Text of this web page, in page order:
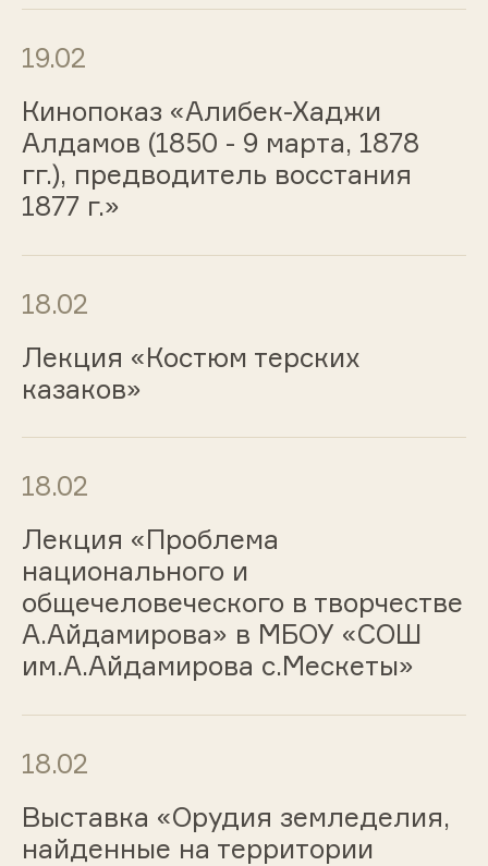
19.02
Кинопоказ «Алибек-Хаджи
Алдамов (1850 - 9 марта, 1878
гг.), предводитель восстания
1877 г.»
18.02
Лекция «Костюм терских
казаков»
18.02
Лекция «Проблема
национального и
общечеловеческого в творчестве
А.Айдамирова» в МБОУ «СОШ
им.А.Айдамирова с.Мескеты»
18.02
Выставка «Орудия земледелия,
найденные на территории